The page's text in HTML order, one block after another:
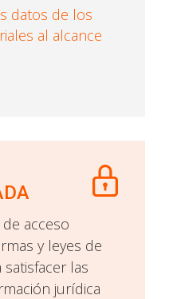
datos de los
al alcance
acceso
y leyes de
las
jurídica